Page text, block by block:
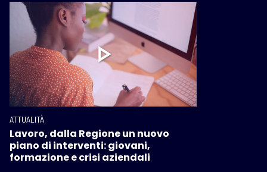
ATTUALITÀ
Lavoro, dalla Regione un nuovo
piano di interventi: giovani,
formazione e crisi aziendali